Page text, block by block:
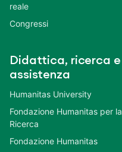
reale
Congressi
Didattica, ricerca e
assistenza
Humanitas University
Fondazione Humanitas per la
Ricerca
Fondazione Humanitas